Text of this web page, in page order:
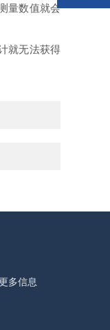
量数值就会
就无法获得
多信息